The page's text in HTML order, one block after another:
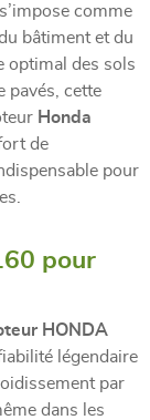
s’impose comme
bâtiment et du
optimal des sols
pavés, cette
Honda
de
pour
pour
HONDA
légendaire
par
dans les